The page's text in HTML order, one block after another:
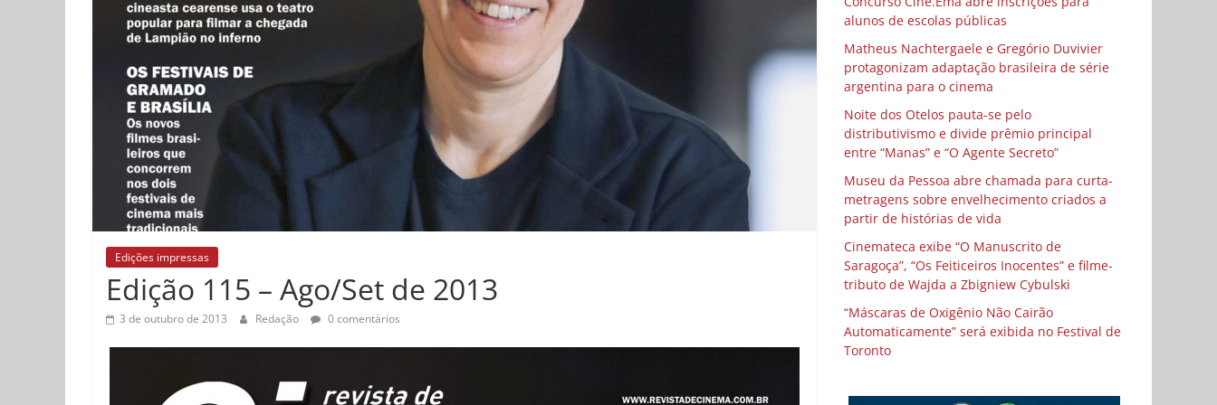
Edições impressas
Edição 115 – Ago/Set de 2013
3 de outubro de 2013 Redação 0 comentários
alunos de escolas públicas
Matheus Nachtergaele e Gregório Duvivier
protagonizam adaptação brasileira de série
argentina para o cinema
Noite dos Otelos pauta-se pelo
distributivismo e divide prêmio principal
entre “Manas” e “O Agente Secreto”
Museu da Pessoa abre chamada para curta-
metragens sobre envelhecimento criados a
partir de histórias de vida
Cinemateca exibe “O Manuscrito de
Saragoça”, “Os Feiticeiros Inocentes” e filme-
tributo de Wajda a Zbigniew Cybulski
“Máscaras de Oxigênio Não Cairão
Automaticamente” será exibida no Festival de
Toronto